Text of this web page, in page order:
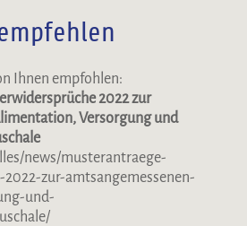
Ihnen empfohlen:
2022 zur
Versorgung und
news/musterantraege-
zur-amtsangemessenen-
und-